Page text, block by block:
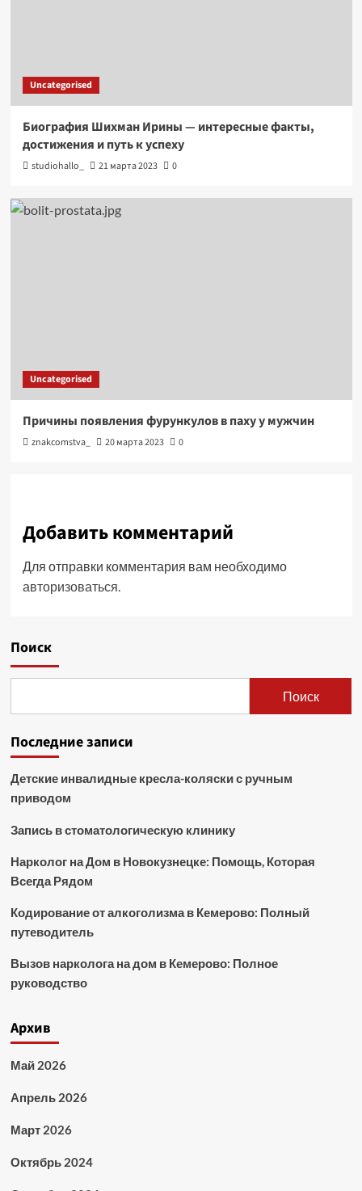
Uncategorised
Биография Шихман Ирины — интересные факты,
достижения и путь к успеху
studiohallo_ 21 марта 2023 0
Uncategorised
Причины появления фурункулов в паху у мужчин
znakcomstva_ 20 марта 2023 0
Добавить комментарий
Для отправки комментария вам необходимо
авторизоваться.
Поиск
Поиск
Последние записи
Детские инвалидные кресла-коляски с ручным
приводом
Запись в стоматологическую клинику
Нарколог на Дом в Новокузнецке: Помощь, Которая
Всегда Рядом
Кодирование от алкоголизма в Кемерово: Полный
путеводитель
Вызов нарколога на дом в Кемерово: Полное
руководство
Архив
Май 2026
Апрель 2026
Март 2026
Октябрь 2024